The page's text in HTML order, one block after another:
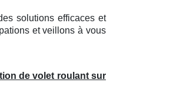
solutions efficaces et
et veillons à vous
de volet roulant sur